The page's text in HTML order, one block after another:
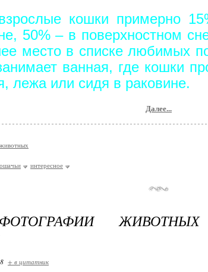
кошки примерно
50% – в поверхностном
место в списке любимых
ванная, где кошки
лежа или сидя в раковине.
Далее...
интересное
ЖИВОТНЫХ
+ в цитатник